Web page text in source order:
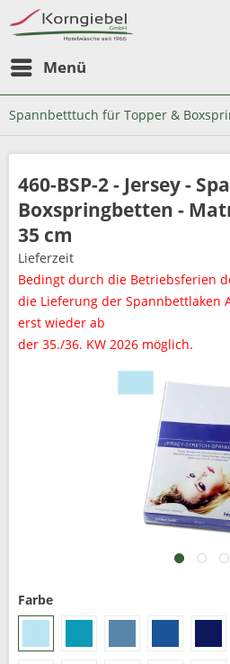
Menü
Spannbetttuch für Topper &
460-BSP-2 - Jersey -
Boxspringbetten -
35 cm
Lieferzeit
Bedingt durch die Betriebsferien
die Lieferung der Spannbettlaken
erst wieder ab
der 35./36. KW 2026 möglich.
Farbe